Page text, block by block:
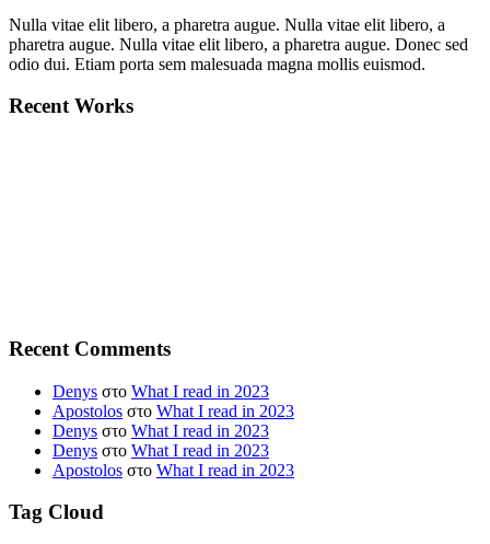
Nulla vitae elit libero, a pharetra augue. Nulla vitae elit libero, a
pharetra augue. Nulla vitae elit libero, a pharetra augue. Donec sed
odio dui. Etiam porta sem malesuada magna mollis euismod.
Recent Works
Recent Comments
Denys στο What I read in 2023
Apostolos στο What I read in 2023
Denys στο What I read in 2023
Denys στο What I read in 2023
Apostolos στο What I read in 2023
Tag Cloud